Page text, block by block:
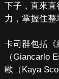
下子，直來
力，掌握住整
卡司群包括
（Giancarlo
歐（Kaya